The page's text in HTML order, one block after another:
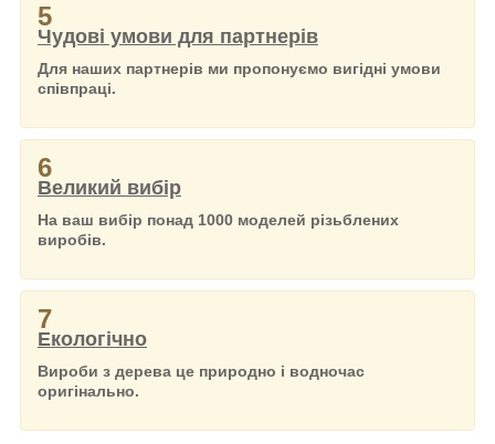
5
Чудові умови для партнерів
Для наших партнерів ми пропонуємо вигідні умови
співпраці.
6
Великий вибір
На ваш вибір понад 1000 моделей різьблених
виробів.
7
Екологічно
Вироби з дерева це природно і водночас
оригінально.